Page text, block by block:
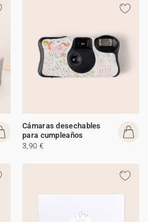
Cámaras desechables
para cumpleaños
3,90 €